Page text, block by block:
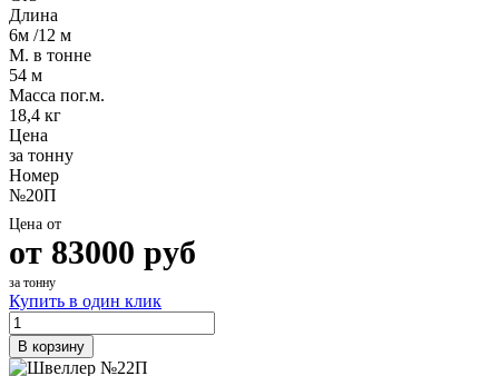
Длина
6м /12 м
М. в тонне
54 м
Масса пог.м.
18,4 кг
Цена
за тонну
Номер
№20П
Цена от
от 83000 руб
за тонну
Купить в один клик
В корзину